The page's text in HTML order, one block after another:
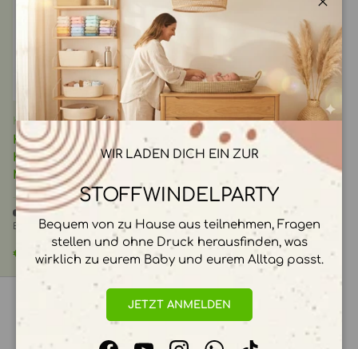
KiddiKutter
KiddiKutter -
KandoKutter - Sicheres
Messer für Erwachsene
Begrenzter Vorrat (6
Einheiten)
Normaler Preis
€29,90 EUR
IN DEN WARENKORB
WIR LADEN DICH EIN ZUR
STOFFWINDELPARTY
Bequem von zu Hause aus teilnehmen, Fragen
stellen und ohne Druck herausfinden, was
wirklich zu eurem Baby und eurem Alltag passt.
JETZT ANMELDEN